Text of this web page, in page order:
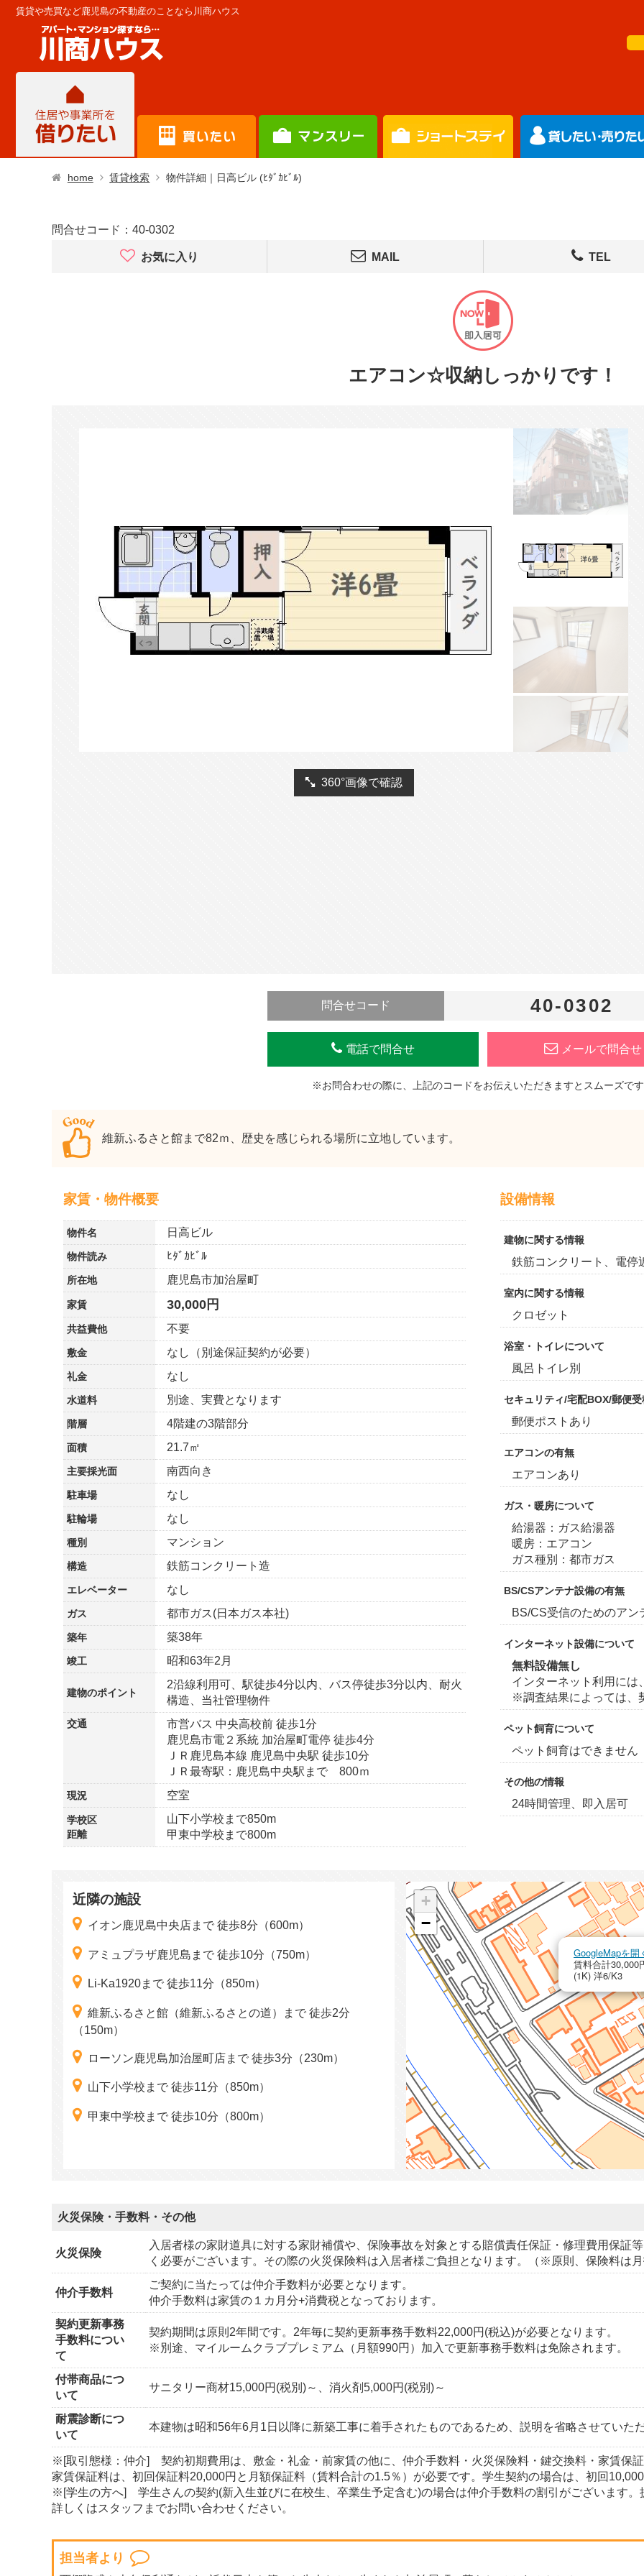
賃貸や売買など鹿児島の不動産のことなら川商ハウス
home 賃貸検索 物件詳細｜日高ビル (ﾋﾀﾞｶﾋﾞﾙ)
問合せコード： 40-0302
お気に入り MAIL TEL
エアコン☆収納しっかりです！
360°画像で確認
問合せコード 40-0302
電話で問合せ メールで問合せ
※お問合わせの際に、上記のコードをお伝えいただきますとスムーズです
維新ふるさと館まで82ｍ、歴史を感じられる場所に立地しています。
家賃・物件概要
物件名 日高ビル
物件読み ﾋﾀﾞｶﾋﾞﾙ
所在地 鹿児島市加治屋町
家賃 30,000円
共益費他 不要
敷金 なし（別途保証契約が必要）
礼金 なし
水道料 別途、実費となります
階層 4階建の3階部分
面積 21.7㎡
主要採光面 南西向き
駐車場 なし
駐輪場 なし
種別 マンション
構造 鉄筋コンクリート造
エレベーター なし
ガス 都市ガス(日本ガス本社)
築年 築38年
竣工 昭和63年2月
建物のポイント
2沿線利用可、駅徒歩4分以内、バス停徒歩3分以内、耐火
構造、当社管理物件
交通
市営バス 中央高校前 徒歩1分
鹿児島市電２系統 加治屋町電停 徒歩4分
ＪＲ鹿児島本線 鹿児島中央駅 徒歩10分
ＪＲ最寄駅：鹿児島中央駅まで 800ｍ
現況 空室
学校区
距離
山下小学校まで850m
甲東中学校まで800m
設備情報
建物に関する情報
鉄筋コンクリート、電停
室内に関する情報
クロゼット
浴室・トイレについて
風呂トイレ別
セキュリティ/宅配BOX/郵便
郵便ポストあり
エアコンの有無
エアコンあり
ガス・暖房について
給湯器：ガス給湯器
暖房：エアコン
ガス種別：都市ガス
BS/CSアンテナ設備の有無
BS/CS受信のためのアン
インターネット設備について
無料設備無し
インターネット利用には
※調査結果によっては、
ペット飼育について
ペット飼育はできません
その他の情報
24時間管理、即入居可
GoogleMapを開
賃料合計30,000
(1K) 洋6/K3
+
−
近隣の施設
イオン鹿児島中央店まで 徒歩8分（600m）
アミュプラザ鹿児島まで 徒歩10分（750m）
Li-Ka1920まで 徒歩11分（850m）
維新ふるさと館（維新ふるさとの道）まで 徒歩2分
（150m）
ローソン鹿児島加治屋町店まで 徒歩3分（230m）
山下小学校まで 徒歩11分（850m）
甲東中学校まで 徒歩10分（800m）
火災保険・手数料・その他
火災保険
入居者様の家財道具に対する家財補償や、保険事故を対象とする賠償責任保証・修理費用保証
く必要がございます。その際の火災保険料は入居者様ご負担となります。（※原則、保険料は月
仲介手数料
ご契約に当たっては仲介手数料が必要となります。
仲介手数料は家賃の１カ月分+消費税となっております。
契約更新事務
手数料につい
て
契約期間は原則2年間です。2年毎に契約更新事務手数料22,000円(税込)が必要となります。
※別途、マイルームクラブプレミアム（月額990円）加入で更新事務手数料は免除されます。
付帯商品につ
いて
サニタリー商材15,000円(税別)～、消火剤5,000円(税別)～
耐震診断につ
いて
本建物は昭和56年6月1日以降に新築工事に着手されたものであるため、説明を省略させていただ
※[取引態様：仲介] 契約初期費用は、敷金・礼金・前家賃の他に、仲介手数料・火災保険料・鍵交換料・家賃保証
家賃保証料は、初回保証料20,000円と月額保証料（賃料合計の1.5％）が必要です。学生契約の場合は、初回
※[学生の方へ] 学生さんの契約(新入生並びに在校生、卒業生予定含む)の場合は仲介手数料の割引がございます。
詳しくはスタッフまでお問い合わせください。
担当者より